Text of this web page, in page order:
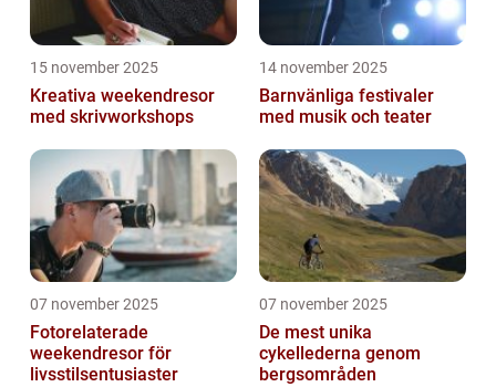
15 november 2025
Kreativa weekendresor
med skrivworkshops
14 november 2025
Barnvänliga festivaler
med musik och teater
07 november 2025
Fotorelaterade
weekendresor för
livsstilsentusiaster
07 november 2025
De mest unika
cykellederna genom
bergsområden